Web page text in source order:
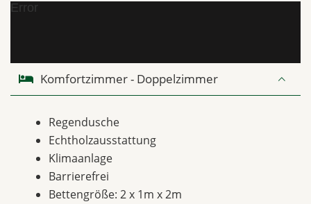
Error
Komfortzimmer - Doppelzimmer
Regendusche
Echtholzausstattung
Klimaanlage
Barrierefrei
Bettengröße: 2 x 1m x 2m